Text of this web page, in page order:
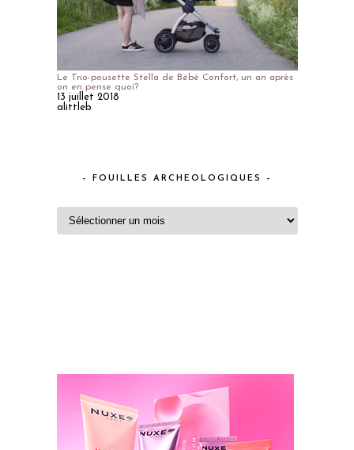
Le Trio-pousette Stella de Bébé Confort, un an après
on en pense quoi?
13 juillet 2018
alittleb
– FOUILLES ARCHEOLOGIQUES –